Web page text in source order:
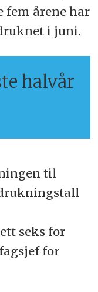
fem årene har
i juni.
halvår
nordmenn
til
seks for
for